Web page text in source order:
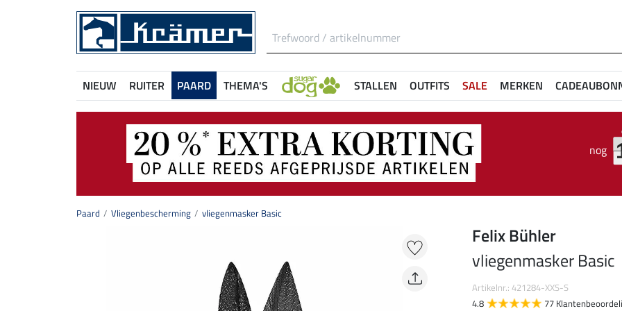
NIEUW RUITER PAARD THEMA'S STALLEN OUTFITS SALE MERKEN
nog
Paard Vliegenbescherming vliegenmasker Basic
Felix Bühler
vliegenmasker Basic
Artikelnr.: 421284-XXS-S
4.8
77